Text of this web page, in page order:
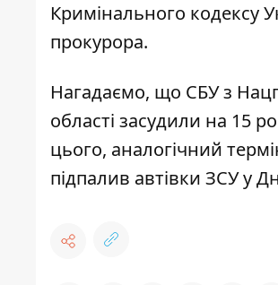
Кримінального кодексу
прокурора.
Нагадаємо, що СБУ з
області засудили на 15
цього, аналогічний
підпалив автівки ЗСУ у